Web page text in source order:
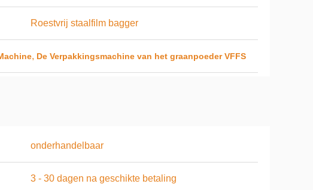
Roestvrij staalfilm bagger
, De Verpakkingsmachine van het graanpoeder VFFS
onderhandelbaar
3 - 30 dagen na geschikte betaling